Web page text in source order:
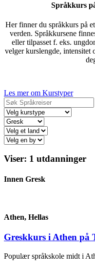
Språkkurs
Her finner du språkkurs på
verden. Språkkursene
eller tilpasset f. eks.
velger kurslengde, intensitet
Les mer om Kurstyper
Viser: 1 utdanninger
Innen Gresk
Athen, Hellas
Greskkurs i Athen på
Populær språkskole midt i